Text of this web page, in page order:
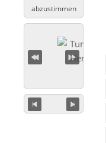
abzustimmen